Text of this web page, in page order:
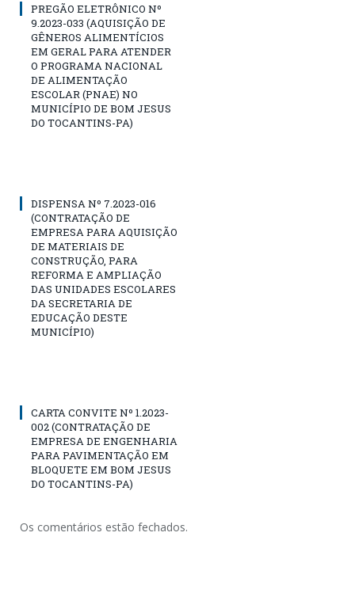
PREGÃO ELETRÔNICO Nº
9.2023-033 (AQUISIÇÃO DE
GÊNEROS ALIMENTÍCIOS
EM GERAL PARA ATENDER
O PROGRAMA NACIONAL
DE ALIMENTAÇÃO
ESCOLAR (PNAE) NO
MUNICÍPIO DE BOM JESUS
DO TOCANTINS-PA)
DISPENSA Nº 7.2023-016
(CONTRATAÇÃO DE
EMPRESA PARA AQUISIÇÃO
DE MATERIAIS DE
CONSTRUÇÃO, PARA
REFORMA E AMPLIAÇÃO
DAS UNIDADES ESCOLARES
DA SECRETARIA DE
EDUCAÇÃO DESTE
MUNICÍPIO)
CARTA CONVITE Nº 1.2023-
002 (CONTRATAÇÃO DE
EMPRESA DE ENGENHARIA
PARA PAVIMENTAÇÃO EM
BLOQUETE EM BOM JESUS
DO TOCANTINS-PA)
Os comentários estão fechados.